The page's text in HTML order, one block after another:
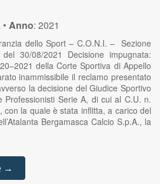
• Anno: 2021
dello Sport – C.O.N.I. – Sezione
30/08/2021 Decisione impugnata:
della Corte Sportiva di Appello
inammissibile il reclamo presentato
la decisione del Giudice Sportivo
Professionisti Serie A, di cui al C.U. n.
con la quale è stata inflitta, a carico del
Bergamasca Calcio S.p.A., la
→